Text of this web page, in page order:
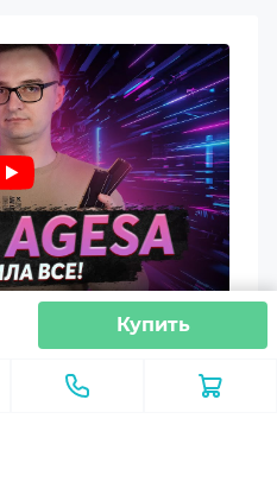
Купить
графика
улучшают
для авторов
контента.